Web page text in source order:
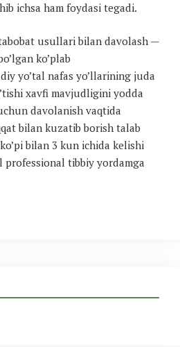
ichsa ham foydasi tegadi.
usullari bilan davolash —
ko’plab
yo’tal nafas yo’llarining juda
xavfi mavjudligini yodda
davolanish vaqtida
bilan kuzatib borish talab
bilan 3 kun ichida kelishi
professional tibbiy yordamga